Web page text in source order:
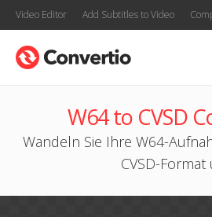
Video Editor Add Subtitles to Video
W64 to CVSD
Wandeln Sie Ihre W64-
CVSD-Format